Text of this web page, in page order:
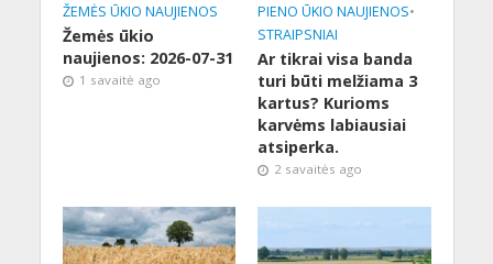
ŽEMĖS ŪKIO NAUJIENOS
Žemės ūkio
naujienos: 2026-07-31
1 savaitė ago
PIENO ŪKIO NAUJIENOS•
STRAIPSNIAI
Ar tikrai visa banda
turi būti melžiama 3
kartus? Kurioms
karvėms labiausiai
atsiperka.
2 savaitės ago